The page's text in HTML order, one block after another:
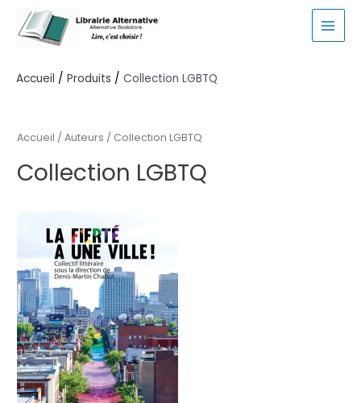
contenu
Accueil Produits Collection LGBTQ
Accueil / Auteurs / Collection LGBTQ
Collection LGBTQ